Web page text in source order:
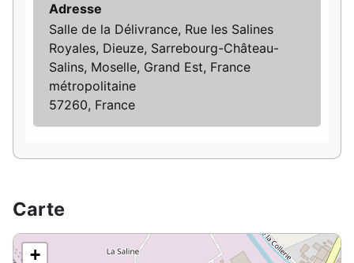
Adresse
Salle de la Délivrance, Rue les Salines
Royales, Dieuze, Sarrebourg-Château-
Salins, Moselle, Grand Est, France
métropolitaine
57260, France
Carte
+